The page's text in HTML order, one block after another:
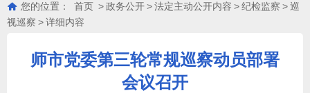
您的位置： 首页 >政务公开>法定主动公开内容 >纪检监察 >巡
视巡察 >详细内容
师市党委第三轮常规巡察动员部署
会议召开